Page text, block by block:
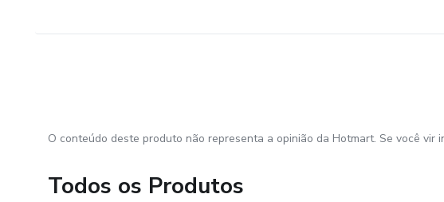
O conteúdo deste produto não representa a opinião da Hotmart. Se você vir
Todos os Produtos